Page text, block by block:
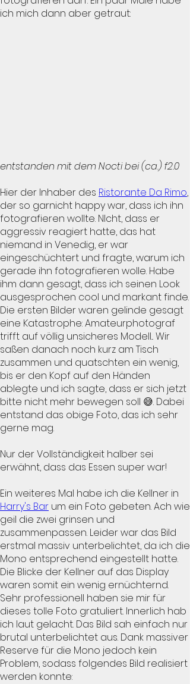
ich mich dann aber getraut:
entstanden mit dem Nocti bei (ca.) f2.0
Hier der Inhaber des Ristorante Da Rimo,
der so garnicht happy war, dass ich ihn
fotografieren wollte. NIcht, dass er
aggressiv reagiert hatte, das hat
niemand in Venedig, er war
eingeschüchtert und fragte, warum ich
gerade ihn fotografieren wolle. Habe
ihm dann gesagt, dass ich seinen Look
ausgesprochen cool und markant finde.
Die ersten Bilder waren gelinde gesagt
eine Katastrophe: Amateurphotograf
trifft auf völlig unsicheres Modell... Wir
saßen danach noch kurz am Tisch
zusammen und quatschten ein wenig,
bis er den Kopf auf den Händen
ablegte und ich sagte, dass er sich jetzt
bitte nicht mehr bewegen soll 😅. Dabei
entstand das obige Foto, das ich sehr
gerne mag.
Nur der Vollständigkeit halber sei
erwähnt, dass das Essen super war!
Ein weiteres Mal habe ich die Kellner in
Harry's Bar um ein Foto gebeten. Ach wie
geil die zwei grinsen und
zusammenpassen. Leider war das Bild
erstmal massiv unterbelichtet, da ich die
Mono entsprechend eingestellt hatte.
Die Blicke der Kellner auf das Display
waren somit ein wenig ernüchternd.
Sehr professionell haben sie mir für
dieses tolle Foto gratuliert. Innerlich hab
ich laut gelacht. Das Bild sah einfach nur
brutal unterbelichtet aus. Dank massiver
Reserve für die Mono jedoch kein
Problem, sodass folgendes Bild realisiert
werden konnte: